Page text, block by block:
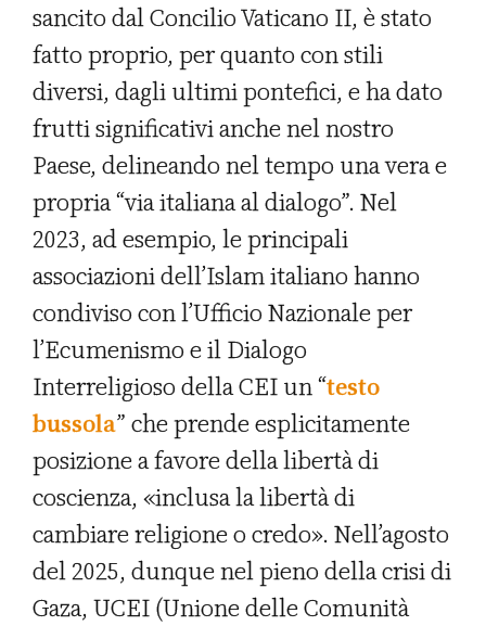
sancito dal Concilio Vaticano II, è stato
fatto proprio, per quanto con stili
diversi, dagli ultimi pontefici, e ha dato
frutti significativi anche nel nostro
Paese, delineando nel tempo una vera e
propria “via italiana al dialogo”. Nel
2023, ad esempio, le principali
associazioni dell’Islam italiano hanno
condiviso con l’Ufficio Nazionale per
l’Ecumenismo e il Dialogo
Interreligioso della CEI un “testo
bussola” che prende esplicitamente
posizione a favore della libertà di
coscienza, «inclusa la libertà di
cambiare religione o credo». Nell’agosto
del 2025, dunque nel pieno della crisi di
Gaza, UCEI (Unione delle Comunità